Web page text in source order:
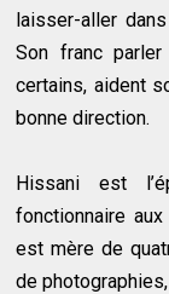
laisser-aller
Son franc
certains, aident
bonne direction.
Hissani est
fonctionnaire
est mère de
de